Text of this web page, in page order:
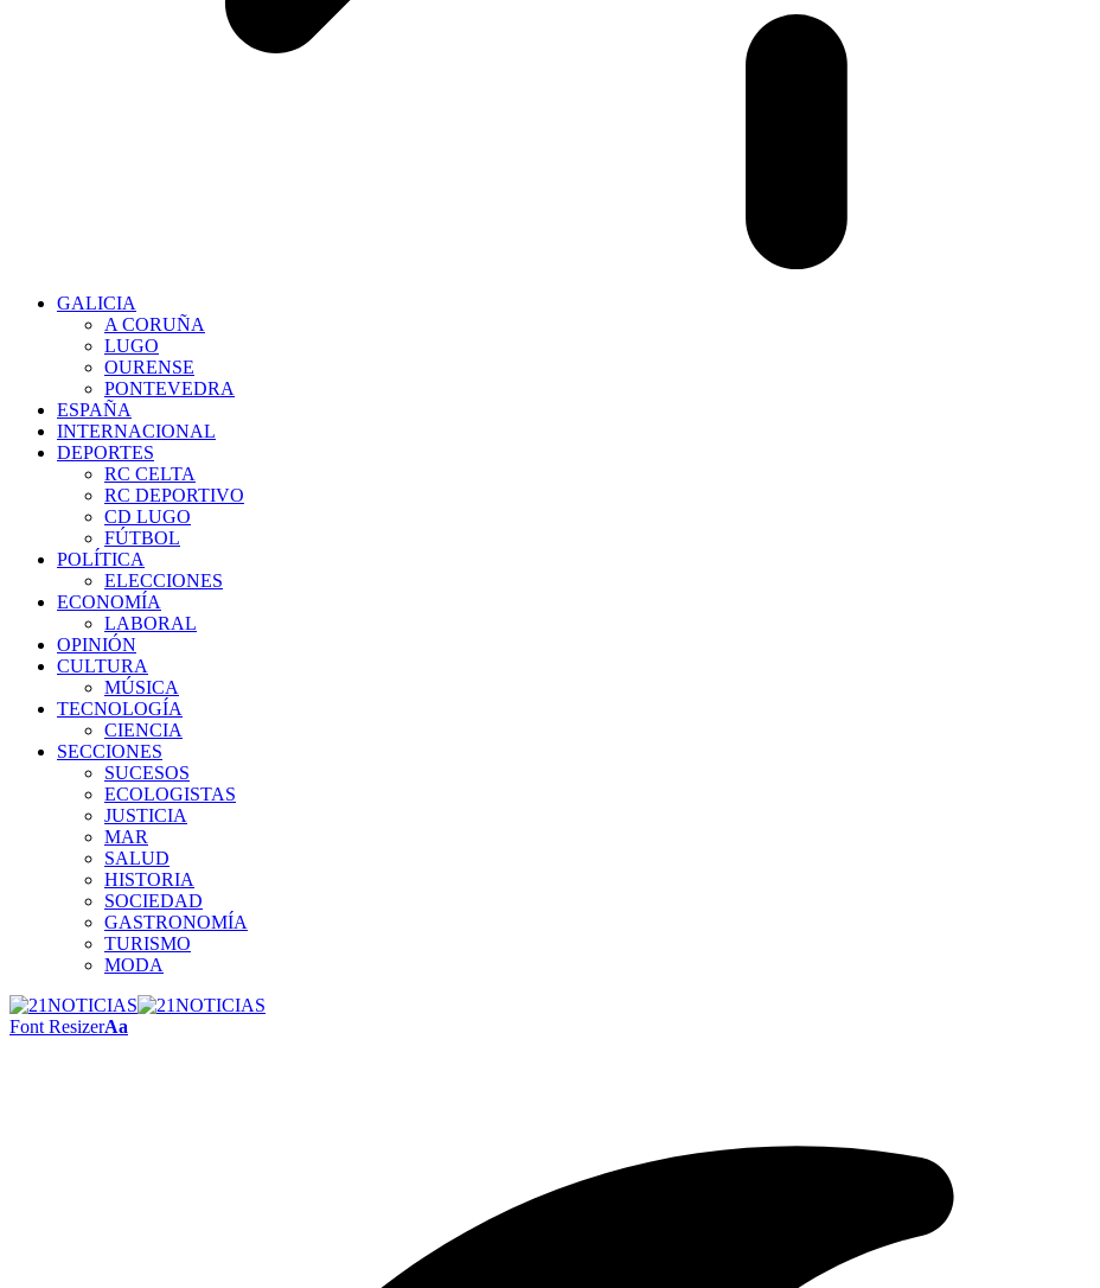
GALICIA
A CORUÑA
LUGO
OURENSE
PONTEVEDRA
ESPAÑA
INTERNACIONAL
DEPORTES
RC CELTA
RC DEPORTIVO
CD LUGO
FÚTBOL
POLÍTICA
ELECCIONES
ECONOMÍA
LABORAL
OPINIÓN
CULTURA
MÚSICA
TECNOLOGÍA
CIENCIA
SECCIONES
SUCESOS
ECOLOGISTAS
JUSTICIA
MAR
SALUD
HISTORIA
SOCIEDAD
GASTRONOMÍA
TURISMO
MODA
Font ResizerAa